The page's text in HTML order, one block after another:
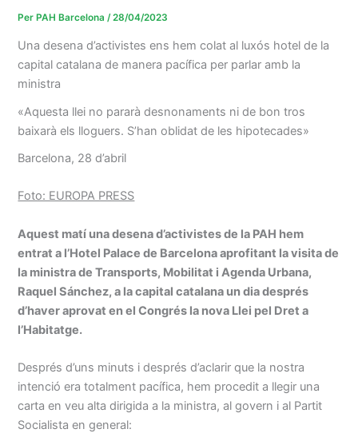
Per PAH Barcelona/28/04/2023
Una desena d’activistes ens hem colat al luxós hotel de la
capital catalana de manera pacífica per parlar amb la
ministra
«Aquesta llei no pararà desnonaments ni de bon tros
baixarà els lloguers. S’han oblidat de les hipotecades»
Barcelona, 28 d’abril
Foto: EUROPA PRESS
Aquest matí una desena d’activistes de la PAH hem
entrat a l’Hotel Palace de Barcelona aprofitant la visita de
la ministra de Transports, Mobilitat i Agenda Urbana,
Raquel Sánchez, a la capital catalana un dia després
d’haver aprovat en el Congrés la nova Llei pel Dret a
l’Habitatge.
Després d’uns minuts i després d’aclarir que la nostra
intenció era totalment pacífica, hem procedit a llegir una
carta en veu alta dirigida a la ministra, al govern i al Partit
Socialista en general: